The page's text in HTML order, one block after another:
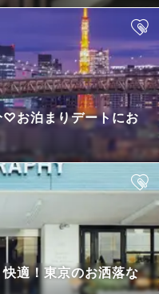
♡お泊まりデートにお
適！東京のお洒落な